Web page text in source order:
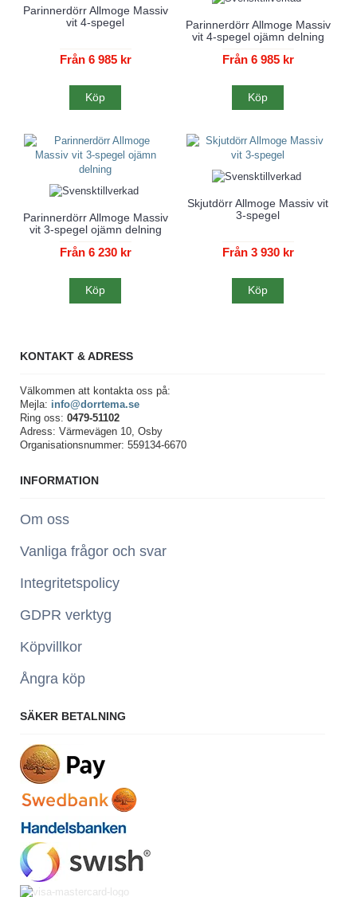
Parinnerdörr Allmoge Massiv
vit 4-spegel
Från 6 985 kr
Köp
Parinnerdörr Allmoge Massiv
vit 4-spegel ojämn delning
Från 6 985 kr
Köp
Parinnerdörr Allmoge Massiv
vit 3-spegel ojämn delning
Från 6 230 kr
Köp
Skjutdörr Allmoge Massiv vit
3-spegel
Från 3 930 kr
Köp
KONTAKT & ADRESS
Välkommen att kontakta oss på:
Mejla: info@dorrtema.se
Ring oss: 0479-51102
Adress: Värmevägen 10, Osby
Organisationsnummer: 559134-6670
INFORMATION
Om oss
Vanliga frågor och svar
Integritetspolicy
GDPR verktyg
Köpvillkor
Ångra köp
SÄKER BETALNING